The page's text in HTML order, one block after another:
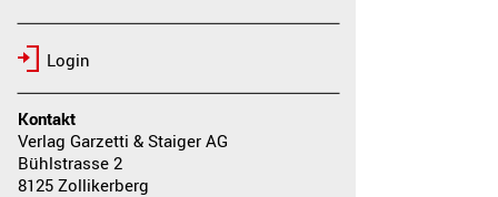
Login
Kontakt
Verlag Garzetti & Staiger AG
Bühlstrasse 2
8125 Zollikerberg